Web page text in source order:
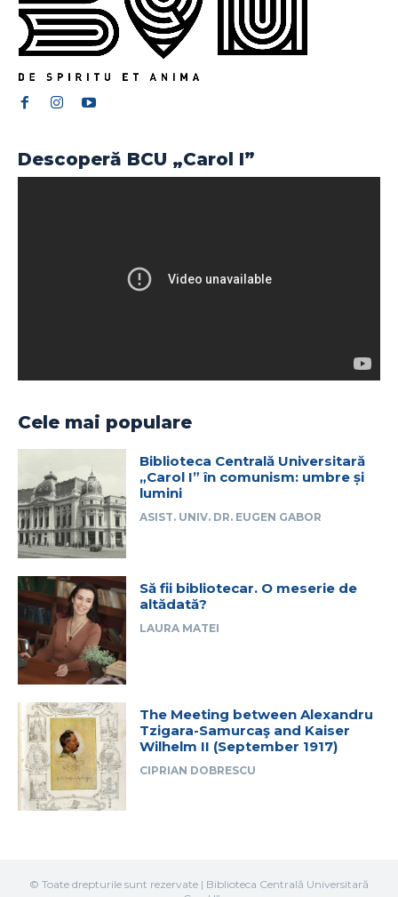
Descoperă BCU „Carol I”
Cele mai populare
Biblioteca Centrală Universitară
„Carol I” în comunism: umbre și
lumini
ASIST. UNIV. DR. EUGEN GABOR
Să fii bibliotecar. O meserie de
altădată?
LAURA MATEI
The Meeting between Alexandru
Tzigara-Samurcaş and Kaiser
Wilhelm II (September 1917)
CIPRIAN DOBRESCU
© Toate drepturile sunt rezervate | Biblioteca Centrală Universitară